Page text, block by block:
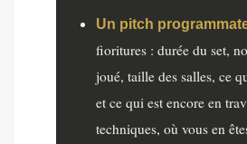
Un pitch
fioritures : durée du set,
joué, taille des salles, ce
et ce qui est encore en
techniques, où vous en